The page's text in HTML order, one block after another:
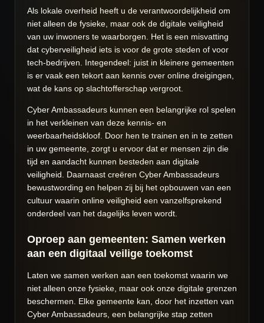
Als lokale overheid heeft u de verantwoordelijkheid om
niet alleen de fysieke, maar ook de digitale veiligheid
van uw inwoners te waarborgen. Het is een misvatting
dat cyberveiligheid iets is voor de grote steden of voor
tech-bedrijven. Integendeel: juist in kleinere gemeenten
is er vaak een tekort aan kennis over online dreigingen,
wat de kans op slachtofferschap vergroot.
Cyber Ambassadeurs kunnen een belangrijke rol spelen
in het verkleinen van deze kennis- en
weerbaarheidskloof. Door hen te trainen en in te zetten
in uw gemeente, zorgt u ervoor dat er mensen zijn die
tijd en aandacht kunnen besteden aan digitale
veiligheid. Daarnaast creëren Cyber Ambassadeurs
bewustwording en helpen zij bij het opbouwen van een
cultuur waarin online veiligheid een vanzelfsprekend
onderdeel van het dagelijks leven wordt.
Oproep aan gemeenten: Samen werken
aan een digitaal veilige toekomst
Laten we samen werken aan een toekomst waarin we
niet alleen onze fysieke, maar ook onze digitale grenzen
beschermen. Elke gemeente kan, door het inzetten van
Cyber Ambassadeurs, een belangrijke stap zetten